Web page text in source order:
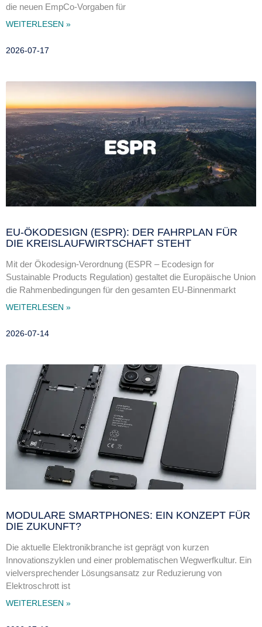
die neuen EmpCo-Vorgaben für
WEITERLESEN »
2026-07-17
EU-ÖKODESIGN (ESPR): DER FAHRPLAN FÜR
DIE KREISLAUFWIRTSCHAFT STEHT
Mit der Ökodesign-Verordnung (ESPR – Ecodesign for
Sustainable Products Regulation) gestaltet die Europäische Union
die Rahmenbedingungen für den gesamten EU-Binnenmarkt
WEITERLESEN »
2026-07-14
MODULARE SMARTPHONES: EIN KONZEPT FÜR
DIE ZUKUNFT?
Die aktuelle Elektronikbranche ist geprägt von kurzen
Innovationszyklen und einer problematischen Wegwerfkultur. Ein
vielversprechender Lösungsansatz zur Reduzierung von
Elektroschrott ist
WEITERLESEN »